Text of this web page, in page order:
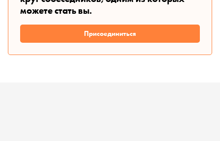
можете стать вы.
Присоединиться